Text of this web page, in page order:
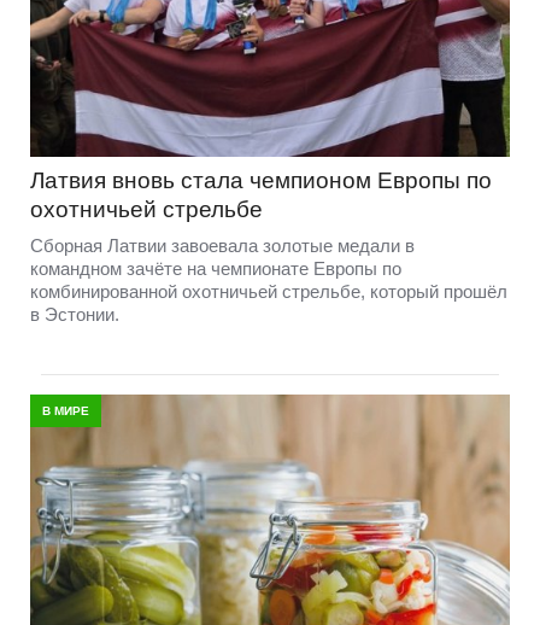
Латвия вновь стала чемпионом Европы по
охотничьей стрельбе
Сборная Латвии завоевала золотые медали в
командном зачёте на чемпионате Европы по
комбинированной охотничьей стрельбе, который прошёл
в Эстонии.
В МИРЕ